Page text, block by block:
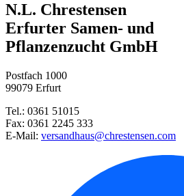
N.L. Chrestensen
Erfurter Samen- und
Pflanzenzucht GmbH
Postfach 1000
99079 Erfurt
Tel.: 0361 51015
Fax: 0361 2245 333
E-Mail: versandhaus@chrestensen.com